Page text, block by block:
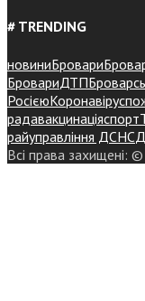
# TRENDING
новиниБровари
БровариДТП
РосієюКоронавірус
радавакцинаціяспорт
райуправління ДСНС
Всі права захищені: